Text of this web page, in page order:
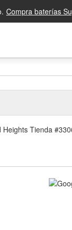
Compra baterías
Tienda